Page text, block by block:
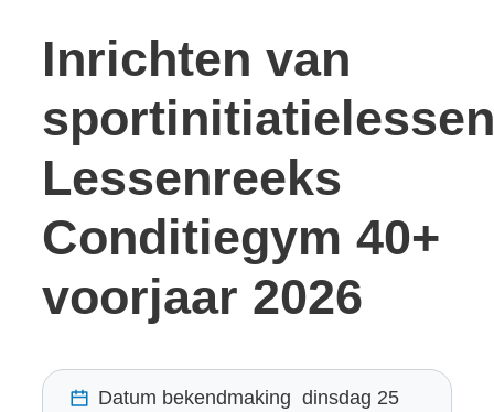
Inrichten van
Lessenreeks
Conditiegym 40+
voorjaar 2026
Datum bekendmaking dinsdag 25